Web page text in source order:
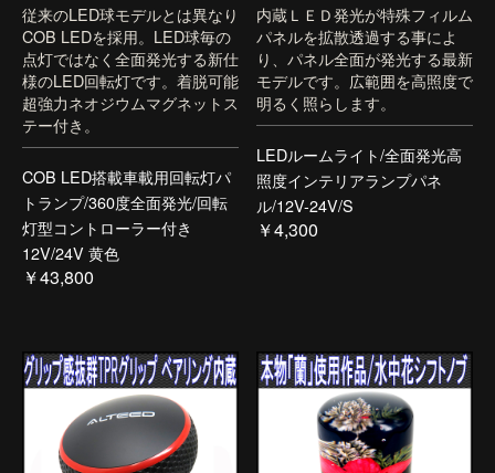
従来のLED球モデルとは異なり
COB LEDを採用。LED球毎の
点灯ではなく全面発光する新仕
様のLED回転灯です。着脱可能
超強力ネオジウムマグネットス
テー付き。
COB LED搭載車載用回転灯パ
トランプ/360度全面発光/回転
灯型コントローラー付き
12V/24V 黄色
￥43,800
内蔵ＬＥＤ発光が特殊フィルム
パネルを拡散透過する事によ
り、パネル全面が発光する最新
モデルです。広範囲を高照度で
明るく照らします。
LEDルームライト/全面発光高
照度インテリアランプパネ
ル/12V-24V/S
￥4,300